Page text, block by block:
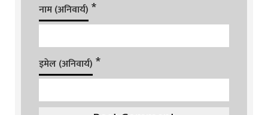
नाम (अनिवार्य) *
इमेल (अनिवार्य) *